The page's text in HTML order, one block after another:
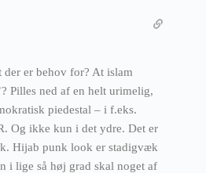
er behov for? At islam
Pilles ned af en helt urimelig,
piedestal – i f.eks.
Og ikke kun i det ydre. Det er
Hijab punk look er stadigvæk
i lige så høj grad skal noget af